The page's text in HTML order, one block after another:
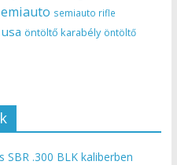
semiauto rifle
usa öntöltő karabély öntöltő
SBR .300 BLK kaliberben